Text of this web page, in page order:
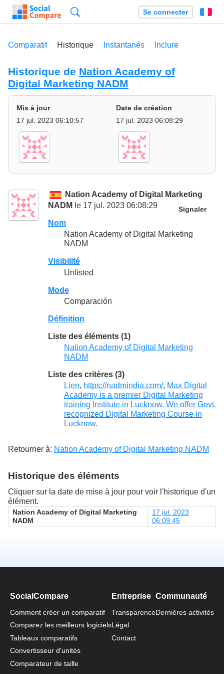
Se connecter
Comparatif Historique Instantanés Inclure
Historique de Nation Academy of
Digital Marketing NADM
Mis à jour
17 jul. 2023 06:10:57
Date de création
17 jul. 2023 06:08:29
Nation Academy of Digital Marketing
NADM le 17 jul. 2023 06:08:29 Signaler
Nom
Nation Academy of Digital Marketing
NADM
Visibilité
Unlisted
Mode
Comparación
Définition
Liste des éléments (1)
Nation Academy of Digital Marketing
NADM
Liste des critères (3)
Lien, https://nadmindia.com/, Max Digital
Academy is a premier Digital Marketing
training Institute in Lucknow. We offer Govt.
recognized Digital Marketing Course in
Lucknow.
Retourner à: Nation Academy of Digital Marketing NADM
Historique des éléments
Cliquer sur la date de mise à jour pour voir l'historique d'un
élément.
Nation Academy of Digital Marketing
NADM
17 jul. 2023
06:09:45
SocialCompare
Comment créer un comparatif
Comparez les meilleurs logiciels
Tableaux comparatifs
Convertisseur d'unités
Comparateur de taille
Entreprise
Transparence
Légal
Contact
Communauté
Dernières activités